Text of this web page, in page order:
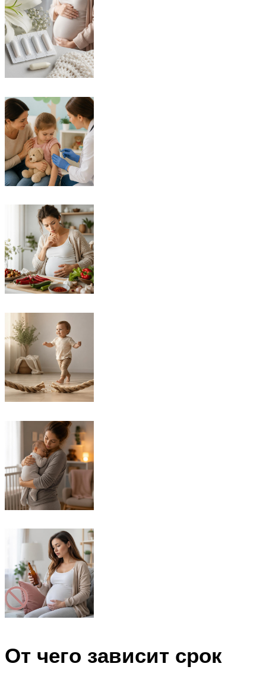
От чего зависит срок